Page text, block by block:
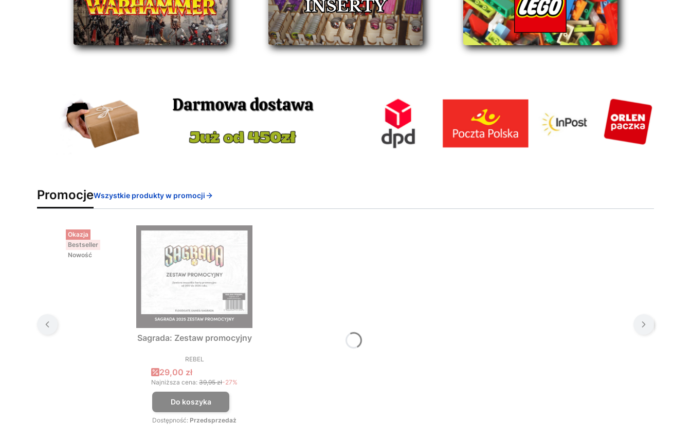
PromocjeWszystkie produkty w promocji
Okazja
Bestseller
Nowość
Sagrada: Zestaw promocyjny
PRODUCENT
REBEL
Cena promocyjna
29,00 zł
Najniższa cena: 39,95 zł-27%
Do koszyka
Dostępność: Przedsprzedaż